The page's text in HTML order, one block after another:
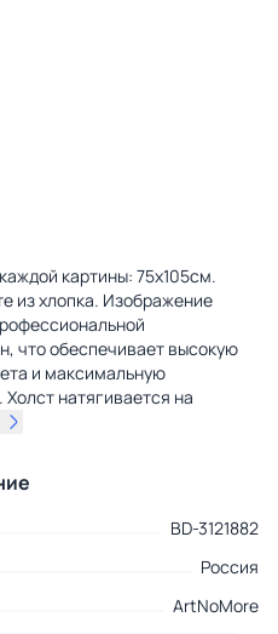
картины: 75х105см.
из хлопка. Изображение
что обеспечивает высокую
и максимальную
натягивается на
BD-3121882
Россия
ArtNoMore